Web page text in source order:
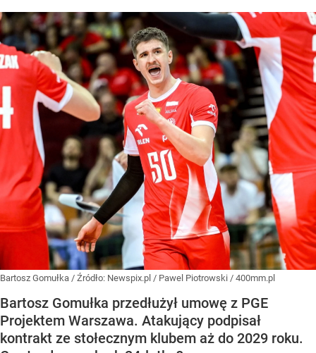
Bartosz Gomułka / Źródło: Newspix.pl / Pawel Piotrowski / 400mm.pl
Bartosz Gomułka przedłużył umowę z PGE
Projektem Warszawa. Atakujący podpisał
kontrakt ze stołecznym klubem aż do 2029 roku.